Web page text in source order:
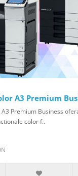
A3 Premium
Premium Business
color f..